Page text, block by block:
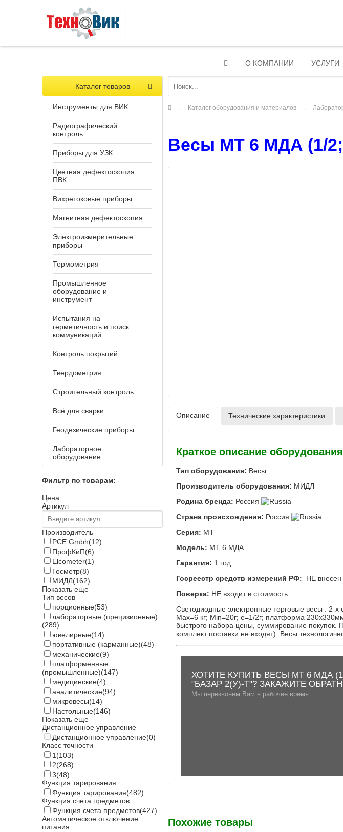
О КОМПАНИИ УСЛУГИ
Каталог товаров
Инструменты для ВИК
Радиографический
контроль
Приборы для УЗК
Цветная дефектоскопия
ПВК
Вихретоковые приборы
Магнитная дефектоскопия
Электроизмерительные
приборы
Термометрия
Промышленное
оборудование и
инструмент
Испытания на
герметичность и поиск
коммуникаций
Контроль покрытий
Твердометрия
Строительный контроль
Всё для сварки
Геодезические приборы
Лабораторное
оборудование
Фильтр по товарам:
Цена
Артикул
Производитель
PCE Gmbh(12)
ПрофКиП(6)
Elcometer(1)
Госметр(8)
МИДЛ(162)
Показать еще
Тип весов
порционные(53)
лабораторные (прецизионные)
(289)
ювелирные(14)
портативные (карманные)(48)
механические(9)
платформенные
(промышленные)(147)
медицинские(4)
аналитические(94)
микровесы(14)
Настольные(146)
Показать еще
Дистанционное управление
Дистанционное управление(0)
Класс точности
1(103)
2(268)
3(48)
Функция тарирования
Функция тарирования(482)
Функция счета предметов
Функция счета предметов(427)
Автоматическое отключение
питания
→ Каталог оборудования и материалов →
Весы МТ 6 МДА (1/2;
Описание Технические характеристики
Краткое описание оборудования
Тип оборудования: Весы
Производитель оборудования: МИДЛ
Родина бренда: Россия
Страна происхождения: Россия
Серия: МТ
Модель: МТ 6 МДА
Гарантия: 1 год
Госреестр средств измерений РФ: НЕ внесен
Поверка: НЕ входит в стоимость
Светодиодные электронные торговые весы . 2-х
Max=6 кг; Min=20г; e=1/2г; платформа
быстрого набора цены, суммирование покупок.
комплект поставки не входят). Весы
ХОТИТЕ КУПИТЬ ВЕСЫ МТ 6 МДА (1/
"БАЗАР 2(У)-Т"? ЗАКАЖИТЕ
Мы перезвоним Вам в рабочее время
Похожие товары